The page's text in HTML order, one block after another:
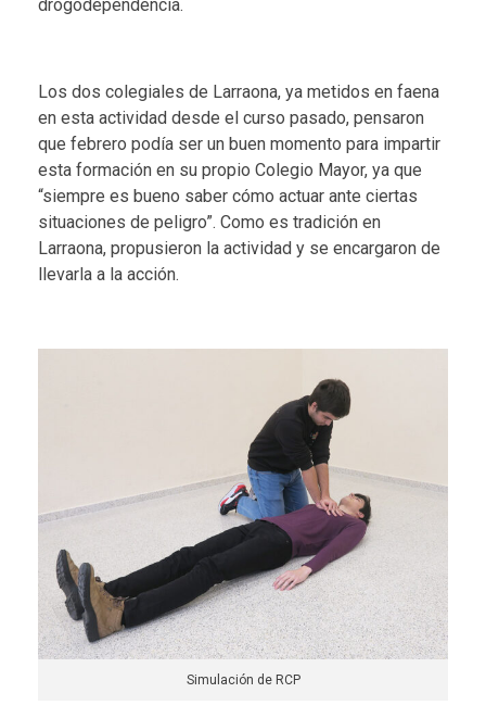
drogodependencia.
Los dos colegiales de Larraona, ya metidos en faena
en esta actividad desde el curso pasado, pensaron
que febrero podía ser un buen momento para impartir
esta formación en su propio Colegio Mayor, ya que
“siempre es bueno saber cómo actuar ante ciertas
situaciones de peligro”. Como es tradición en
Larraona, propusieron la actividad y se encargaron de
llevarla a la acción.
Simulación de RCP